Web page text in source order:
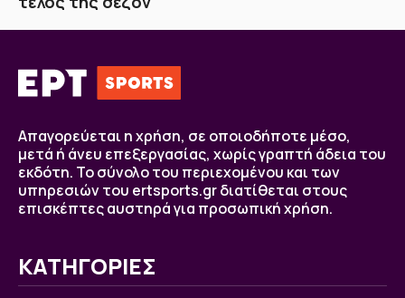
Απαγορεύεται η χρήση, σε οποιοδήποτε μέσο,
μετά ή άνευ επεξεργασίας, χωρίς γραπτή άδεια του
εκδότη. Το σύνολο του περιεχομένου και των
υπηρεσιών του ertsports.gr διατίθεται στους
επισκέπτες αυστηρά για προσωπική χρήση.
ΚΑΤΗΓΟΡΙΕΣ